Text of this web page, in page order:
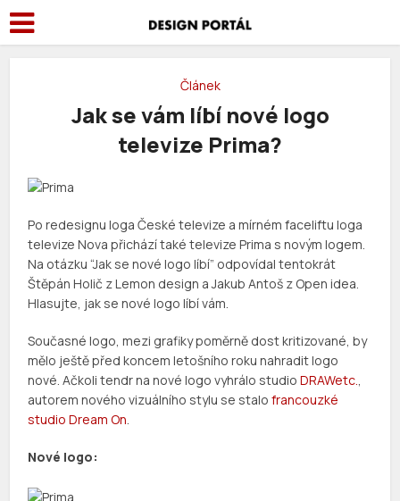
Článek
Jak se vám líbí nové logo
televize Prima?
Po redesignu loga České televize a mírném faceliftu loga
televize Nova přichází také televize Prima s novým logem.
Na otázku “Jak se nové logo líbí” odpovídal tentokrát
Štěpán Holič z Lemon design a Jakub Antoš z Open idea.
Hlasujte, jak se nové logo líbí vám.
Současné logo, mezi grafiky poměrně dost kritizované, by
mělo ještě před koncem letošního roku nahradit logo
nové. Ačkoli tendr na nové logo vyhrálo studioDRAWetc.,
autorem nového vizuálního stylu se stalofrancouzké
studio Dream On.
Nové logo: